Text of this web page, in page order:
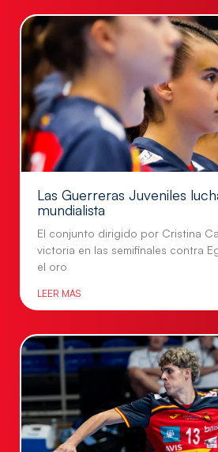
Las Guerreras Juveniles
mundialista
El conjunto dirigido por Cristina
victoria en las semifinales contra
el oro
LEER MÁS